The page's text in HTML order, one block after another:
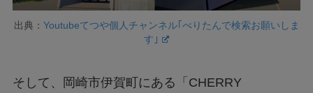
出典： Youtubeてつや個人チャンネル｢べりたんで検索お願いしま
す｣
そして、岡崎市伊賀町にある「CHERRY